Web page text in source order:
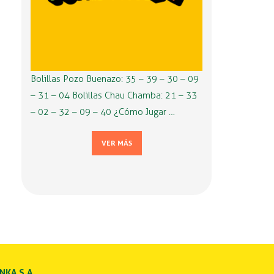
Bolillas Pozo Buenazo: 35 – 39 – 30 – 09
– 31 – 04 Bolillas Chau Chamba: 21 – 33
– 02 – 32 – 09 – 40 ¿Cómo Jugar …
VER MÁS